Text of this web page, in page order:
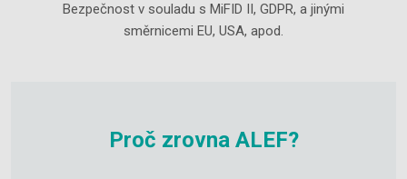
Bezpečnost v souladu s MiFID II, GDPR, a jinými
směrnicemi EU, USA, apod.
Proč zrovna ALEF?